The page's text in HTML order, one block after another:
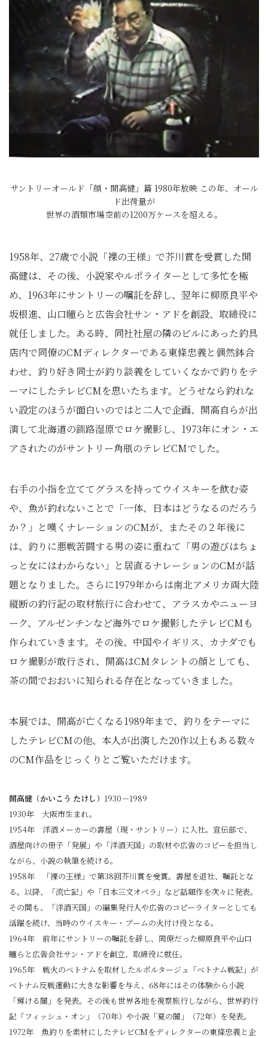
サントリーオールド「顔・開高健」篇 1980年放映 この年、オール
ド出荷量が
世界の酒類市場空前の1200万ケースを超える。
1958年、27歳で小説「裸の王様」で芥川賞を受賞した開
高健は、その後、小説家やルポライターとして多忙を極
め、1963年にサントリーの嘱託を辞し、翌年に柳原良平や
坂根進、山口瞳らと広告会社サン・アドを創設、取締役に
就任しました。ある時、同社社屋の隣のビルにあった釣具
店内で同僚のCMディレクターである東條忠義と偶然鉢合
わせ、釣り好き同士が釣り談義をしていくなかで釣りをテ
ーマにしたテレビCMを思いたちます。どうせなら釣れな
い設定のほうが面白いのではと二人で企画、開高自らが出
演して北海道の釧路湿原でロケ撮影し、1973年にオン・エ
アされたのがサントリー角瓶のテレビCMでした。
右手の小指を立ててグラスを持ってウイスキーを飲む姿
や、魚が釣れないことで「一体、日本はどうなるのだろう
か？」と嘆くナレーションのCMが、またその２年後に
は、釣りに悪戦苦闘する男の姿に重ねて「男の遊びはちょ
っと女にはわからない」と居直るナレーションのCMが話
題となりました。さらに1979年からは南北アメリカ両大陸
縦断の釣行記の取材旅行に合わせて、アラスカやニューヨ
ーク、アルゼンチンなど海外でロケ撮影したテレビCMも
作られていきます。その後、中国やイギリス、カナダでも
ロケ撮影が敢行され、開高はCMタレントの顔としても、
茶の間でおおいに知られる存在となっていきました。
本展では、開高が亡くなる1989年まで、釣りをテーマに
したテレビCMの他、本人が出演した20作以上もある数々
のCM作品をじっくりとご覧いただけます。
開高健（かいこう たけし） 1930－1989
1930年 大阪市生まれ。
1954年 洋酒メーカーの壽屋（現・サントリー）に入社。宣伝部で、
酒屋向けの冊子「発展」や「洋酒天国」の取材や広告のコピーを担当し
ながら、小説の執筆を続ける。
1958年 「裸の王様」で第38回芥川賞を受賞。壽屋を退社、嘱託とな
る。以降、「流亡記」や「日本三文オペラ」など話題作を次々に発表。
その間も、「洋酒天国」の編集発行人や広告のコピーライターとしても
活躍を続け、当時のウイスキー・ブームの火付け役となる。
1964年 前年にサントリーの嘱託を辞し、同僚だった柳原良平や山口
瞳らと広告会社サン・アドを創立、取締役に就任。
1965年 戦火のベトナムを取材したルポルタージュ「ベトナム戦記」が
ベトナム反戦運動に大きな影響を与え、68年にはその体験から小説
「輝ける闇」を発表。その後も世界各地を視察旅行しながら、世界釣行
記「フィッシュ・オン」（70年）や小説「夏の闇」（72年）を発表。
1972年 魚釣りを素材にしたテレビCMをディレクターの東條忠義と企